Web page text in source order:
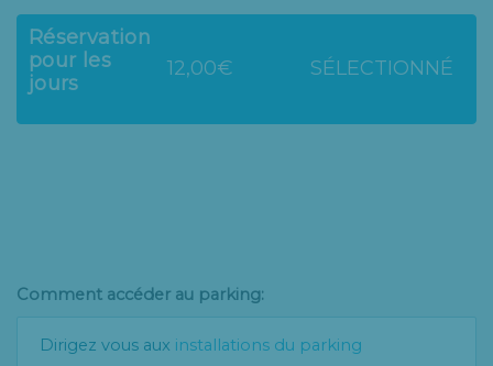
Réservation
pour les
jours
12,00€ SÉLECTIONNÉ
Comment accéder au parking:
Dirigez vous aux installations du parking